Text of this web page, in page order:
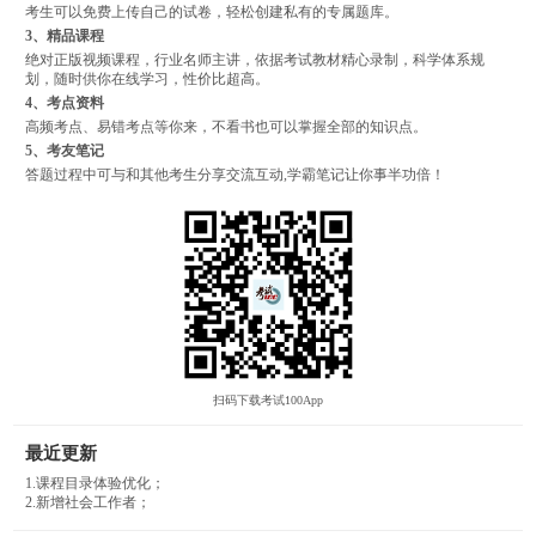
考生可以免费上传自己的试卷，轻松创建私有的专属题库。
3、精品课程
绝对正版视频课程，行业名师主讲，依据考试教材精心录制，科学体系规
划，随时供你在线学习，性价比超高。
4、考点资料
高频考点、易错考点等你来，不看书也可以掌握全部的知识点。
5、考友笔记
答题过程中可与和其他考生分享交流互动,学霸笔记让你事半功倍！
扫码下载考试100App
最近更新
1.课程目录体验优化；
2.新增社会工作者；